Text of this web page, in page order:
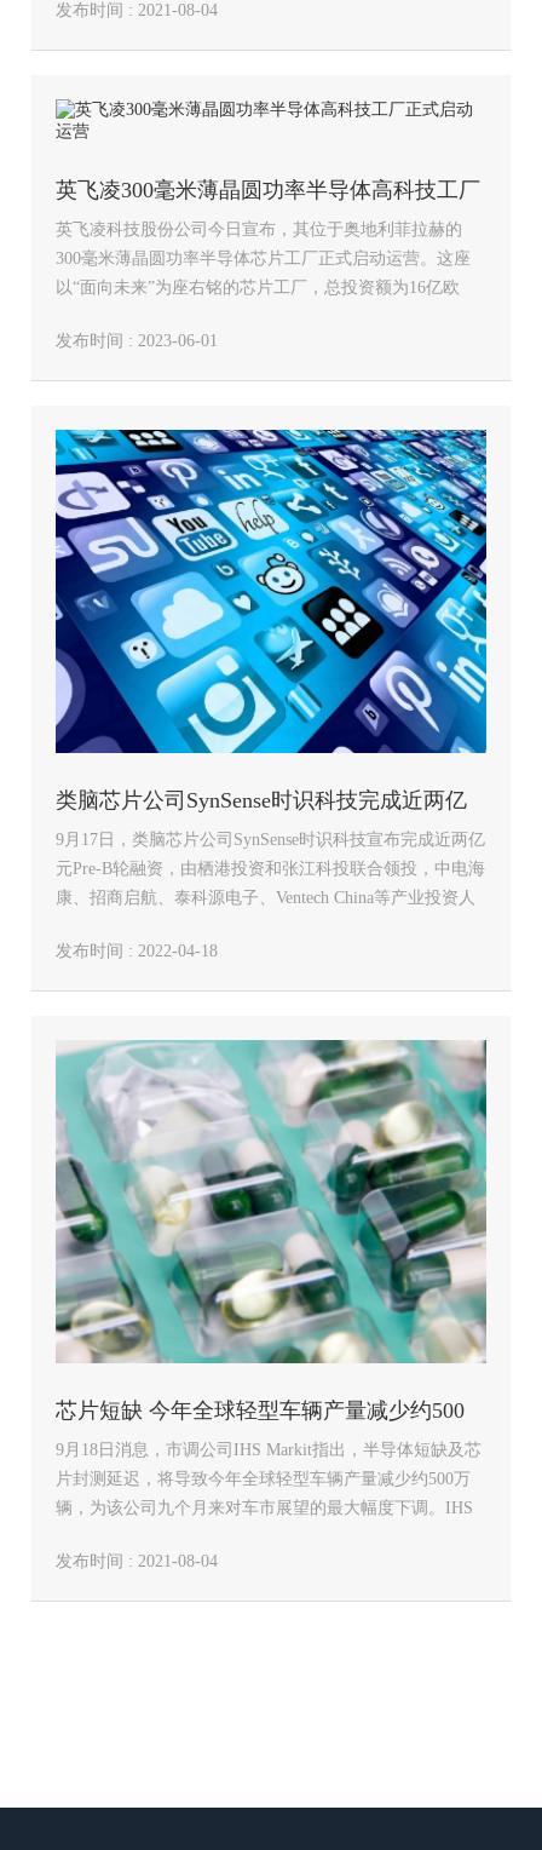
实际可能达1080亿美元。高盛日前已将台积电目标价喊上
发布时间 : 2021-08-04
英飞凌300毫米薄晶圆功率半导体高科技工厂
正式启动运营
英飞凌科技股份公司今日宣布，其位于奥地利菲拉赫的
300毫米薄晶圆功率半导体芯片工厂正式启动运营。这座
以“面向未来”为座右铭的芯片工厂，总投资额为16亿欧
现代化程度最高的半导体器件工厂之一。欧盟委员Thierry
发布时间 : 2023-06-01
类脑芯片公司SynSense时识科技完成近两亿
元Pre-B轮融资
9月17日，类脑芯片公司SynSense时识科技宣布完成近两亿
元Pre-B轮融资，由栖港投资和张江科投联合领投，中电海
康、招商启航、泰科源电子、Ventech China等产业投资人
资金主要用于加速类脑芯片产品的研发，推动类脑技术…
发布时间 : 2022-04-18
芯片短缺 今年全球轻型车辆产量减少约500
万辆
9月18日消息，市调公司IHS Markit指出，半导体短缺及芯
片封测延迟，将导致今年全球轻型车辆产量减少约500万
辆，为该公司九个月来对车市展望的最大幅度下调。IHS
之前预估少了502万辆，明年产量预估也调降9.3%（或845
发布时间 : 2021-08-04